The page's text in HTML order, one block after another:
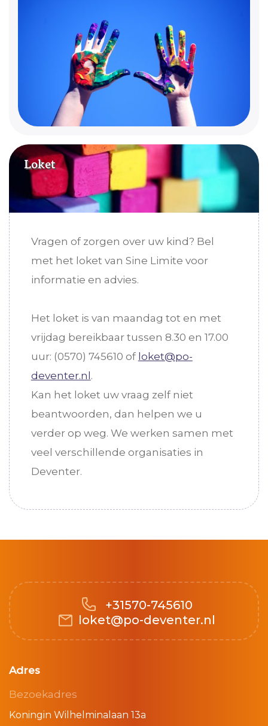
Loket
Vragen of zorgen over uw kind? Bel
met het loket van Sine Limite voor
informatie en advies.
Het loket is van maandag tot en met
vrijdag bereikbaar tussen 8.30 en 17.00
uur: (0570) 745610 of loket@po-
deventer.nl.
Kan het loket uw vraag zelf niet
beantwoorden, dan helpen we u
verder op weg. We werken samen met
veel verschillende organisaties in
Deventer.
+31570-745610
loket@po-deventer.nl
Adres
Bezoekadres
Koningin Wilhelminalaan 13a